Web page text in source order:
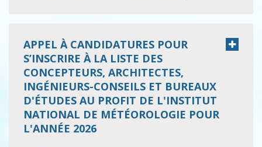
APPEL À CANDIDATURES POUR
S’INSCRIRE À LA LISTE DES
CONCEPTEURS, ARCHITECTES,
INGÉNIEURS-CONSEILS ET BUREAUX
D'ÉTUDES AU PROFIT DE L'INSTITUT
NATIONAL DE MÉTÉOROLOGIE POUR
L'ANNÉE 2026